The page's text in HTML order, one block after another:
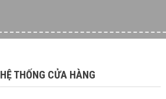
HỆ THỐNG CỬA HÀNG